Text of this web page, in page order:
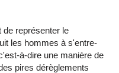
de représenter le
les hommes à s'entre-
à-dire une manière de
pires dérèglements